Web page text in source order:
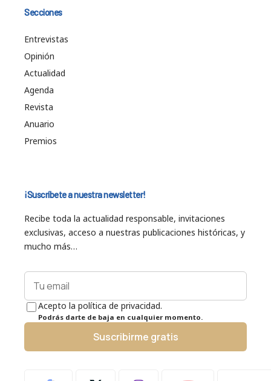
Secciones
Entrevistas
Opinión
Actualidad
Agenda
Revista
Anuario
Premios
¡Suscríbete a nuestra newsletter!
Recibe toda la actualidad responsable, invitaciones
exclusivas, acceso a nuestras publicaciones históricas, y
mucho más…
Acepto la política de privacidad.
Podrás darte de baja en cualquier momento.
Suscribirme gratis